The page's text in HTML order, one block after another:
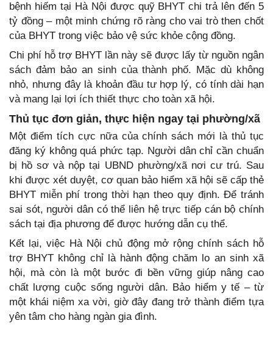
bệnh hiếm tại Hà Nội được quỹ BHYT chi trả lên đến 5
tỷ đồng – một minh chứng rõ ràng cho vai trò then chốt
của BHYT trong việc bảo vệ sức khỏe cộng đồng.
Chi phí hỗ trợ BHYT lần này sẽ được lấy từ nguồn ngân
sách đảm bảo an sinh của thành phố. Mặc dù không
nhỏ, nhưng đây là khoản đầu tư hợp lý, có tính dài hạn
và mang lại lợi ích thiết thực cho toàn xã hội.
Thủ tục đơn giản, thực hiện ngay tại phường/xã
Một điểm tích cực nữa của chính sách mới là thủ tục
đăng ký không quá phức tạp. Người dân chỉ cần chuẩn
bị hồ sơ và nộp tại UBND phường/xã nơi cư trú. Sau
khi được xét duyệt, cơ quan bảo hiểm xã hội sẽ cấp thẻ
BHYT miễn phí trong thời hạn theo quy định. Để tránh
sai sót, người dân có thể liên hệ trực tiếp cán bộ chính
sách tại địa phương để được hướng dẫn cụ thể.
Kết lại, việc Hà Nội chủ động mở rộng chính sách hỗ
trợ BHYT không chỉ là hành động chăm lo an sinh xã
hội, mà còn là một bước đi bền vững giúp nâng cao
chất lượng cuộc sống người dân. Bảo hiểm y tế – từ
một khái niệm xa vời, giờ đây đang trở thành điểm tựa
yên tâm cho hàng ngàn gia đình.